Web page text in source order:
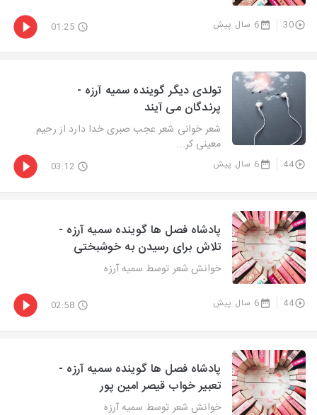
30 6 سال پیش 01:25
تولدی دیگر گوینده سمیه آرزه -
پرندگان می آیند
شعر خوانی شعر عجب صبری خدا دارد از رحیم
معینی کر...
44 6 سال پیش 03:12
پادشاه فصل ها گوینده سمیه آرزه -
تلاش برای رسیدن به خوشبختی
خوانش شعر توسط سمیه آرزه
44 6 سال پیش 02:58
پادشاه فصل ها گوینده سمیه آرزه -
تعبیر خواب قیصر امین پور
خوانش شعر توسط سمیه آرزه